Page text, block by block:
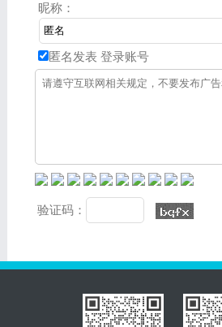
昵称：
匿名发表 登录账号
验证码：